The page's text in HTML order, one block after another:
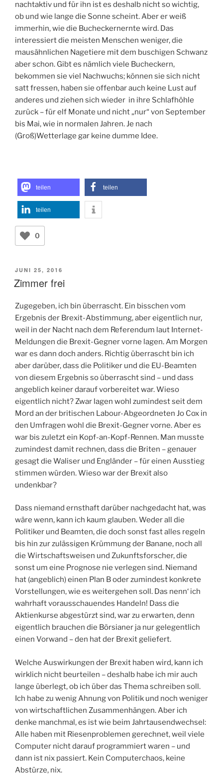
nachtaktiv und für ihn ist es deshalb nicht so wichtig,
ob und wie lange die Sonne scheint. Aber er weiß
immerhin, wie die Bucheckernernte wird. Das
interessiert die meisten Menschen weniger, die
mausähnlichen Nagetiere mit dem buschigen Schwanz
aber schon. Gibt es nämlich viele Bucheckern,
bekommen sie viel Nachwuchs; können sie sich nicht
satt fressen, haben sie offenbar auch keine Lust auf
anderes und ziehen sich wieder in ihre Schlafhöhle
zurück – für elf Monate und nicht „nur“ von September
bis Mai, wie in normalen Jahren. Je nach
(Groß)Wetterlage gar keine dumme Idee.
teilen teilen
teilen
0
VERÖFFENTLICHT
AM
JUNI 25, 2016
Zimmer frei
Zugegeben, ich bin überrascht. Ein bisschen vom
Ergebnis der Brexit-Abstimmung, aber eigentlich nur,
weil in der Nacht nach dem Referendum laut Internet-
Meldungen die Brexit-Gegner vorne lagen. Am Morgen
war es dann doch anders. Richtig überrascht bin ich
aber darüber, dass die Politiker und die EU-Beamten
von diesem Ergebnis so überrascht sind – und dass
angeblich keiner darauf vorbereitet war. Wieso
eigentlich nicht? Zwar lagen wohl zumindest seit dem
Mord an der britischen Labour-Abgeordneten Jo Cox in
den Umfragen wohl die Brexit-Gegner vorne. Aber es
war bis zuletzt ein Kopf-an-Kopf-Rennen. Man musste
zumindest damit rechnen, dass die Briten – genauer
gesagt die Waliser und Engländer – für einen Ausstieg
stimmen würden. Wieso war der Brexit also
undenkbar?
Dass niemand ernsthaft darüber nachgedacht hat, was
wäre wenn, kann ich kaum glauben. Weder all die
Politiker und Beamten, die doch sonst fast alles regeln
bis hin zur zulässigen Krümmung der Banane, noch all
die Wirtschaftsweisen und Zukunftsforscher, die
sonst um eine Prognose nie verlegen sind. Niemand
hat (angeblich) einen Plan B oder zumindest konkrete
Vorstellungen, wie es weitergehen soll. Das nenn‘ ich
wahrhaft vorausschauendes Handeln! Dass die
Aktienkurse abgestürzt sind, war zu erwarten, denn
eigentlich brauchen die Börsianer ja nur gelegentlich
einen Vorwand – den hat der Brexit geliefert.
Welche Auswirkungen der Brexit haben wird, kann ich
wirklich nicht beurteilen – deshalb habe ich mir auch
lange überlegt, ob ich über das Thema schreiben soll.
Ich habe zu wenig Ahnung von Politik und noch weniger
von wirtschaftlichen Zusammenhängen. Aber ich
denke manchmal, es ist wie beim Jahrtausendwechsel:
Alle haben mit Riesenproblemen gerechnet, weil viele
Computer nicht darauf programmiert waren – und
dann ist nix passiert. Kein Computerchaos, keine
Abstürze, nix.